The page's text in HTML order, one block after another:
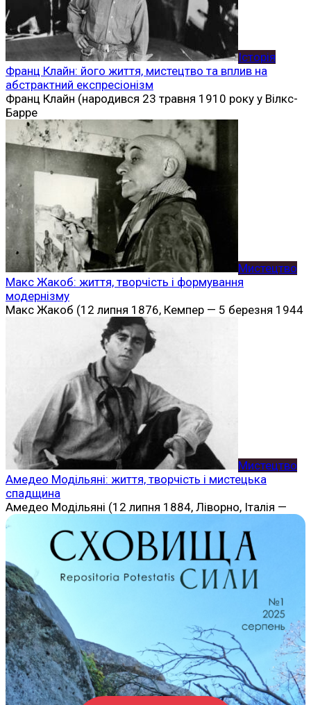
Історія
Франц Клайн: його життя, мистецтво та вплив на
абстрактний експресіонізм
Франц Клайн (народився 23 травня 1910 року у Вілкс-
Барре
Мистецтво
Макс Жакоб: життя, творчість і формування
модернізму
Макс Жакоб (12 липня 1876, Кемпер — 5 березня 1944
Мистецтво
Амедео Модільяні: життя, творчість і мистецька
спадщина
Амедео Модільяні (12 липня 1884, Ліворно, Італія —